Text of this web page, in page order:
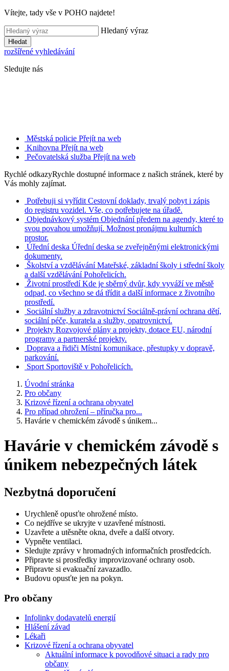
Vítejte, tady vše v POHO najdete!
Hledaný výraz
Hledat
rozšířené vyhledávání
Sledujte nás
Městská policie Přejít na web
Knihovna Přejít na web
Pečovatelská služba Přejít na web
Rychlé odkazyRychle dostupné informace z našich stránek, které by
Vás mohly zajímat.
Potřebuji si vyřídit Cestovní doklady, trvalý pobyt i zápis
do registru vozidel. Vše, co potřebujete na úřadě.
Objednávkový systém Objednání předem na agendy, které to
svou povahou umožňují. Možnost pronájmu kulturních
prostor.
Úřední deska Úřední deska se zveřejněnými elektronickými
dokumenty.
Školství a vzdělávání Mateřské, základní školy i střední školy
a další vzdělávání Pohořelicích.
Životní prostředí Kde je sběrný dvůr, kdy vyváží ve městě
odpad, co všechno se dá třídit a další informace z životního
prostředí.
Sociální služby a zdravotnictví Sociálně-právní ochrana dětí,
sociální péče, kuratela a služby, opatrovnictví.
Projekty Rozvojové plány a projekty, dotace EU, národní
programy a partnerské projekty.
Doprava a řidiči Místní komunikace, přestupky v dopravě,
parkování.
Sport Sportoviště v Pohořelicích.
Úvodní stránka
Pro občany
Krizové řízení a ochrana obyvatel
Pro případ ohrožení – příručka pro...
Havárie v chemickém závodě s únikem...
Havárie v chemickém závodě s
únikem nebezpečných látek
Nezbytná doporučení
Urychleně opusťte ohrožené místo.
Co nejdříve se ukryjte v uzavřené místnosti.
Uzavřete a utěsněte okna, dveře a další otvory.
Vypněte ventilaci.
Sledujte zprávy v hromadných informačních prostředcích.
Připravte si prostředky improvizované ochrany osob.
Připravte si evakuační zavazadlo.
Budovu opusťte jen na pokyn.
Pro občany
Infolinky dodavatelů energií
Hlášení závad
Lékaři
Krizové řízení a ochrana obyvatel
Aktuální informace k povodňové situaci a rady pro
občany